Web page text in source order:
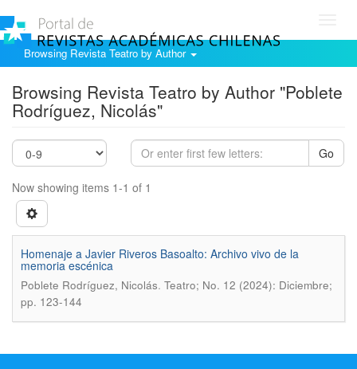
Browsing Revista Teatro by Author
Browsing Revista Teatro by Author "Poblete
Rodríguez, Nicolás"
Go
Now showing items 1-1 of 1
Homenaje a Javier Riveros Basoalto: Archivo vivo de la
memoria escénica
Poblete Rodríguez, Nicolás. Teatro; No. 12 (2024): Diciembre;
pp. 123-144